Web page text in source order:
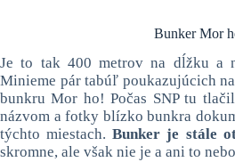
Bunker Mor
Je to tak 400 metrov na dĺžku a
Minieme pár tabúľ poukazujúcich
bunkru Mor ho! Počas SNP tu
názvom a fotky blízko bunkra
týchto miestach.Bunker je stále
skromne, ale však nie je a ani to